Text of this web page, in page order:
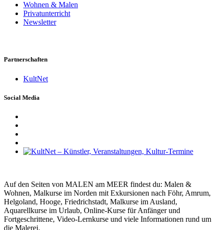
Wohnen & Malen
Privatunterricht
Newsletter
Partnerschaften
KultNet
Social Media
Auf den Seiten von MALEN am MEER findest du: Malen &
Wohnen, Malkurse im Norden mit Exkursionen nach Föhr, Amrum,
Helgoland, Hooge, Friedrichstadt, Malkurse im Ausland,
Aquarellkurse im Urlaub, Online-Kurse für Anfänger und
Fortgeschrittene, Video-Lernkurse und viele Informationen rund um
die Malerei.